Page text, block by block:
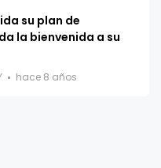
su plan de
la bienvenida a su
hace 8 años